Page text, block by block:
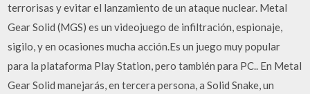
terrorisas y evitar el lanzamiento de un ataque nuclear. Metal
Gear Solid (MGS) es un videojuego de infiltración, espionaje,
sigilo, y en ocasiones mucha acción.Es un juego muy popular
para la plataforma Play Station, pero también para PC.. En Metal
Gear Solid manejarás, en tercera persona, a Solid Snake, un